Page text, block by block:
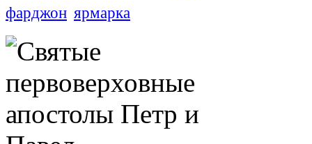
фарджон ярмарка